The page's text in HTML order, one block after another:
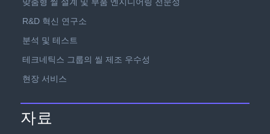
R&D 혁신 연구소
분석 및 테스트
테크네틱스 그룹의 씰 제조 우수성
현장 서비스
자료